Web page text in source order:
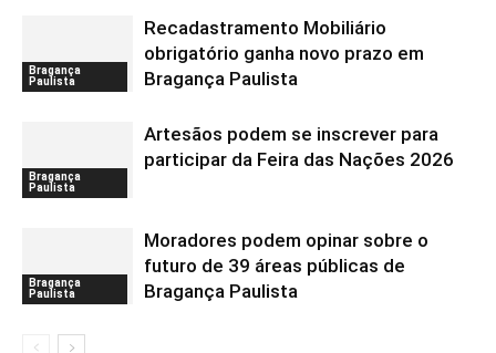
Bragança
Paulista
Recadastramento Mobiliário
obrigatório ganha novo prazo em
Bragança Paulista
Bragança
Paulista
Artesãos podem se inscrever para
participar da Feira das Nações 2026
Bragança
Paulista
Moradores podem opinar sobre o
futuro de 39 áreas públicas de
Bragança Paulista